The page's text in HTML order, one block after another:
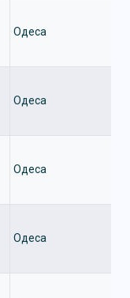
Одеса
Одеса
Одеса
Одеса